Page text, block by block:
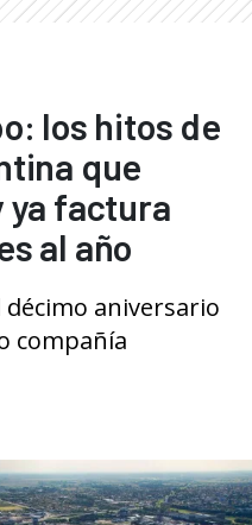
los hitos de
que
ya factura
al año
aniversario
compañía